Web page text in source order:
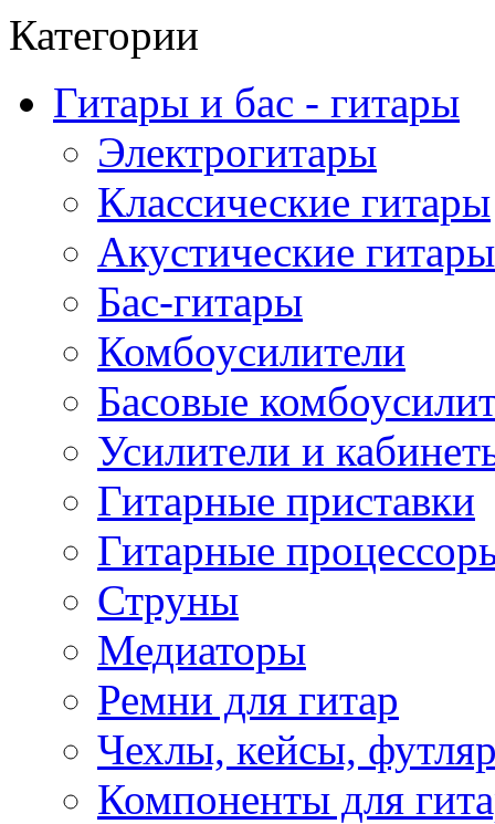
Категории
Гитары и бас - гитары
Электрогитары
Классические гитары
Акустические гитары
Бас-гитары
Комбоусилители
Басовые
Усилители и
Гитарные приставки
Гитарные
Струны
Медиаторы
Ремни для гитар
Чехлы, кейсы,
Компоненты для